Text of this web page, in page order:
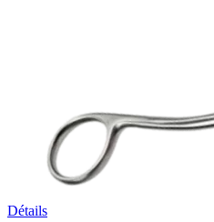
Détails